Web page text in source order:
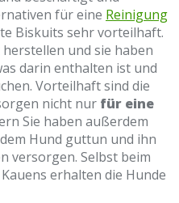
für eine Reinigung
Biskuits sehr vorteilhaft.
und sie haben
darin enthalten ist und
Vorteilhaft sind die
nicht nur für eine
Sie haben außerdem
Hund guttun und ihn
versorgen. Selbst beim
erhalten die Hunde